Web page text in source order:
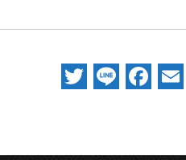
Twitter
Line